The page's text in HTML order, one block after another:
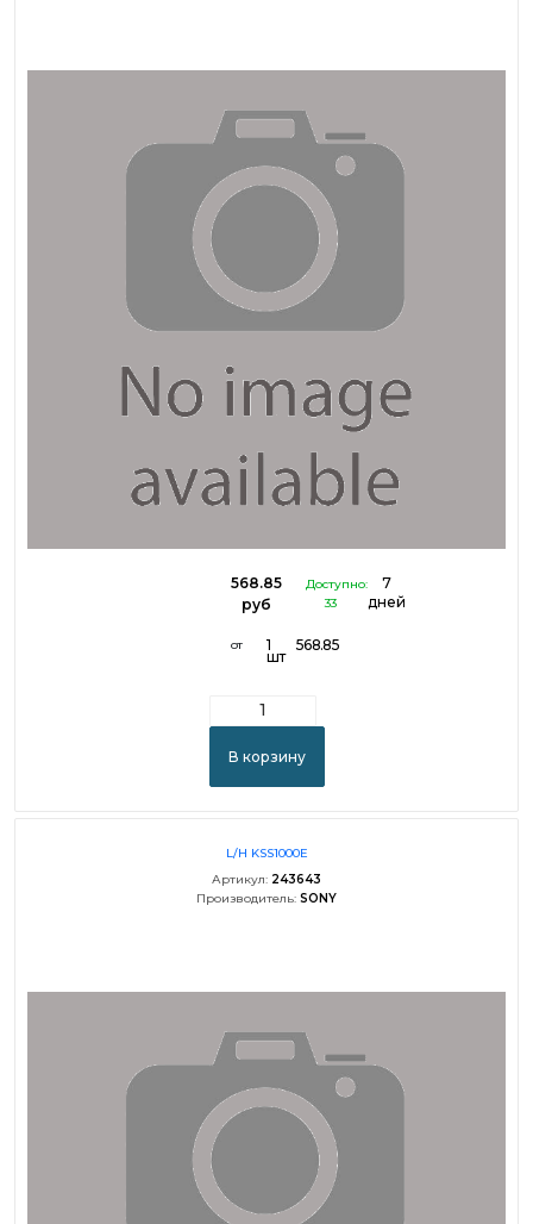
568.85
руб
Доступно:
33
7
дней
от 1
шт
568.85
В корзину
L/H KSS1000E
Артикул: 243643
Производитель: SONY